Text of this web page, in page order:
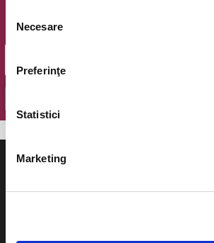
consimțământului
Necesare
Preferinţe
Statistici
Marketing
Email